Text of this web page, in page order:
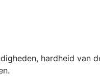
hardheid van